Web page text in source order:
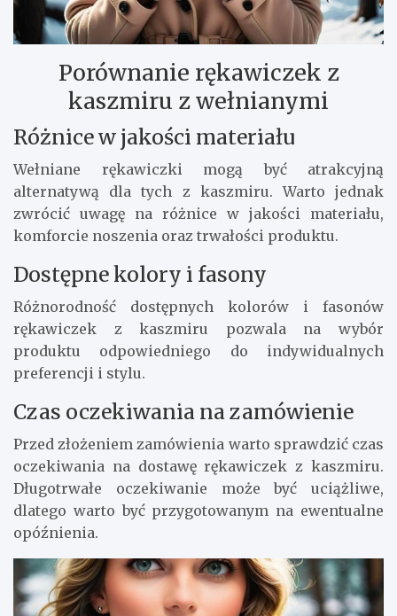
Porównanie rękawiczek z
kaszmiru z wełnianymi
Różnice w jakości materiału
Wełniane rękawiczki mogą być atrakcyjną
alternatywą dla tych z kaszmiru. Warto jednak
zwrócić uwagę na różnice w jakości materiału,
komforcie noszenia oraz trwałości produktu.
Dostępne kolory i fasony
Różnorodność dostępnych kolorów i fasonów
rękawiczek z kaszmiru pozwala na wybór
produktu odpowiedniego do indywidualnych
preferencji i stylu.
Czas oczekiwania na zamówienie
Przed złożeniem zamówienia warto sprawdzić czas
oczekiwania na dostawę rękawiczek z kaszmiru.
Długotrwałe oczekiwanie może być uciążliwe,
dlatego warto być przygotowanym na ewentualne
opóźnienia.